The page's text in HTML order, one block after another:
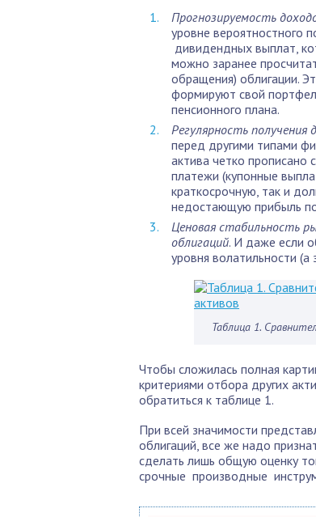
Прогнозируемость
уровне вероятностного
дивидендных выплат,
можно заранее
обращения) облигации.
формируют свой
пенсионного плана.
Регулярность получения
перед другими типами
актива четко прописано
платежи (купонные
краткосрочную, так и
недостающую прибыль
Ценовая стабильность
облигаций. И даже если
уровня волатильности (а
Таблица 1.
Чтобы сложилась полная
критериями отбора других
обратиться к таблице 1.
При всей значимости
облигаций, все же надо
сделать лишь общую оценку
срочные производные